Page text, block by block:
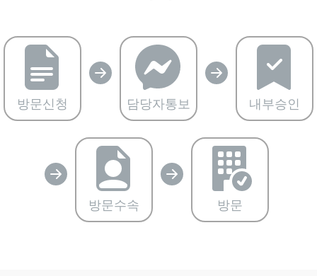
방문신청 담당자통보 내부승인
방문수속 방문